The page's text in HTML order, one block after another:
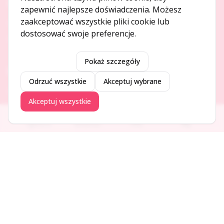
O NAS
O serwisie
Kontakt
DODAJ I PROMUJ
Dodaj ogłoszenie
Dodaj firmę
Promuj ogłoszenie
Ogłoszenia Aktualności Firmy Blog
zapewnić najlepsze doświadczenia. Możesz
zaakceptować wszystkie pliki cookie lub
dostosować swoje preferencje.
Pokaż szczegóły
Odrzuć wszystkie Akceptuj wybrane
Akceptuj wszystkie